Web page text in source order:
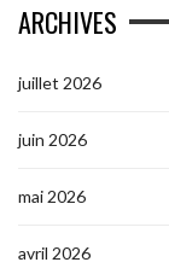
ARCHIVES
juillet 2026
juin 2026
mai 2026
avril 2026